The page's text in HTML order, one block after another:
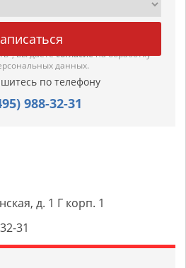
вы даетесогласиена обработку
данных.
по телефону
988-32-31
д. 1 Г корп. 1
31